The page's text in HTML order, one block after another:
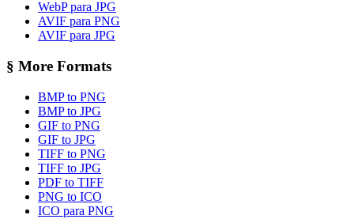
WebP para JPG
AVIF para PNG
AVIF para JPG
§ More Formats
BMP to PNG
BMP to JPG
GIF to PNG
GIF to JPG
TIFF to PNG
TIFF to JPG
PDF to TIFF
PNG to ICO
ICO para PNG